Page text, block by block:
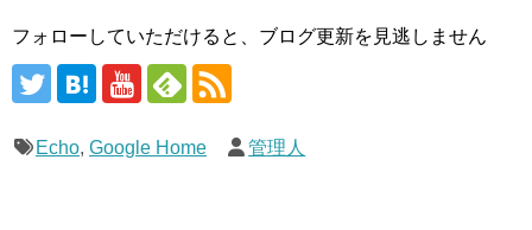
フォローしていただけると、ブログ更新を見逃しません
Echo, Google Home 管理人